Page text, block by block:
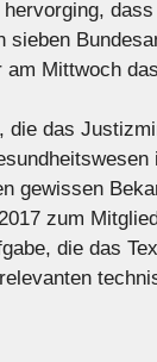
Mittwoch
das
gewissen
zum
die das